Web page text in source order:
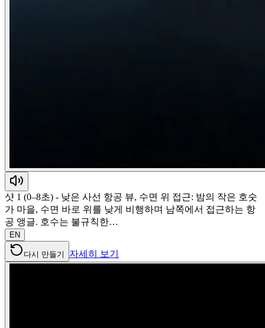
샷 1 (0–8초) - 낮은 사선 항공 뷰, 수면 위 접근: 밤의 작은 호숫
가 마을, 수면 바로 위를 낮게 비행하며 남쪽에서 접근하는 항
공 앵글. 호수는 불규칙한…
EN
다시 만들기 자세히 보기